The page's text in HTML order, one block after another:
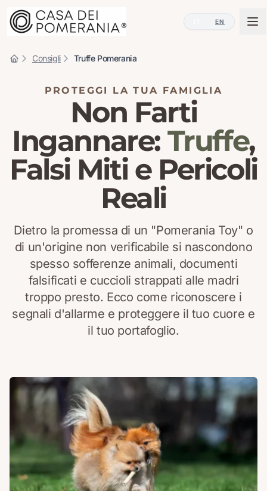
EN
Consigli Truffe Pomerania
PROTEGGI LA TUA FAMIGLIA
Non Farti
Ingannare: Truffe,
Falsi Miti e Pericoli
Reali
Dietro la promessa di un "Pomerania Toy" o
di un'origine non verificabile si nascondono
spesso sofferenze animali, documenti
falsificati e cuccioli strappati alle madri
troppo presto. Ecco come riconoscere i
segnali d'allarme e proteggere il tuo cuore e
il tuo portafoglio.